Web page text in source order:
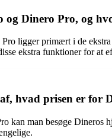
og Dinero Pro, og
ligger primært i de
ekstra funktioner for at
hvad prisen er for
kan man besøge Dineros